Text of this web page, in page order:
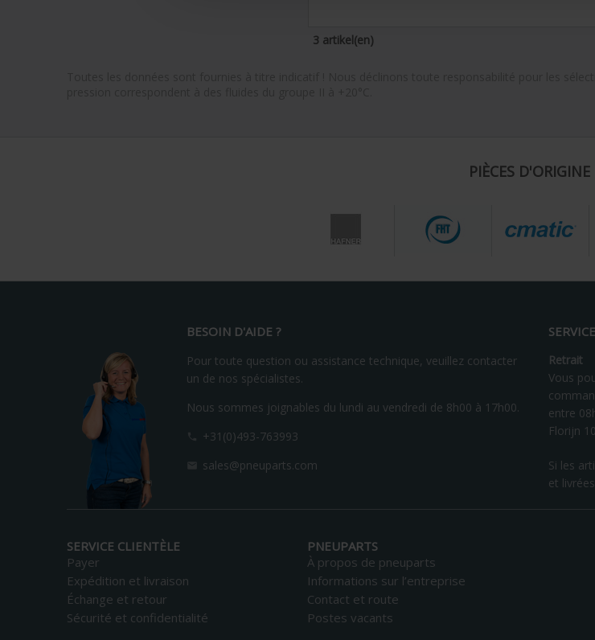
3 artikel(en)
PIÈCES D'ORIGINE
BESOIN D'AIDE ?
Pour toute question ou assistance technique, veuillez contacter
un de nos spécialistes.
Nous sommes joignables du lundi au vendredi de 8h00 à 17h00.
+31(0)493-763993
sales@pneuparts.com
Retrait
Vous
entre
Florijn
Si les
et
SERVICE CLIENTÈLE
Payer
Expédition et livraison
Échange et retour
Sécurité et confidentialité
PNEUPARTS
À propos de pneuparts
Informations sur l’entreprise
Contact et route
Postes vacants